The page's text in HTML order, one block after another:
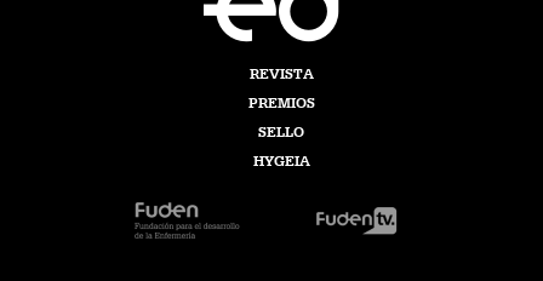
REVISTA
PREMIOS
SELLO
HYGEIA